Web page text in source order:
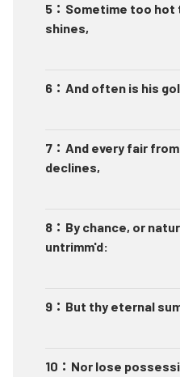
5 ： Sometime too hot
shines,
6 ： And often is his
7 ： And every fair
declines,
8 ： By chance, or
untrimm'd:
9 ： But thy eternal
10 ： Nor lose